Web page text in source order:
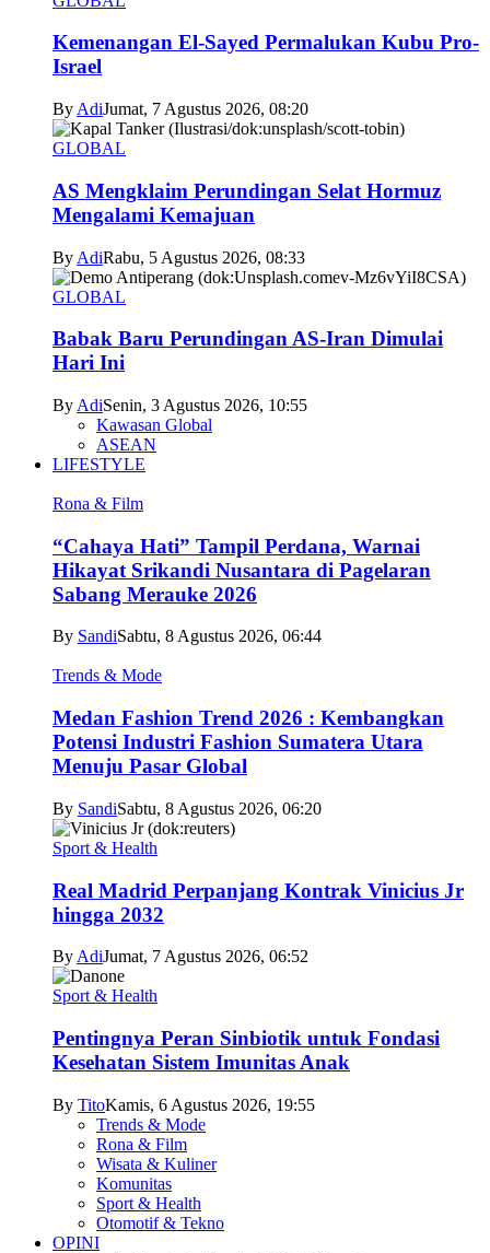
Kemenangan El-Sayed Permalukan Kubu Pro-
Israel
By AdiJumat, 7 Agustus 2026, 08:20
GLOBAL
AS Mengklaim Perundingan Selat Hormuz
Mengalami Kemajuan
By AdiRabu, 5 Agustus 2026, 08:33
GLOBAL
Babak Baru Perundingan AS-Iran Dimulai
Hari Ini
By AdiSenin, 3 Agustus 2026, 10:55
Kawasan Global
ASEAN
LIFESTYLE
Rona & Film
“Cahaya Hati” Tampil Perdana, Warnai
Hikayat Srikandi Nusantara di Pagelaran
Sabang Merauke 2026
By SandiSabtu, 8 Agustus 2026, 06:44
Trends & Mode
Medan Fashion Trend 2026 : Kembangkan
Potensi Industri Fashion Sumatera Utara
Menuju Pasar Global
By SandiSabtu, 8 Agustus 2026, 06:20
Sport & Health
Real Madrid Perpanjang Kontrak Vinicius Jr
hingga 2032
By AdiJumat, 7 Agustus 2026, 06:52
Sport & Health
Pentingnya Peran Sinbiotik untuk Fondasi
Kesehatan Sistem Imunitas Anak
By TitoKamis, 6 Agustus 2026, 19:55
Trends & Mode
Rona & Film
Wisata & Kuliner
Komunitas
Sport & Health
Otomotif & Tekno
OPINI